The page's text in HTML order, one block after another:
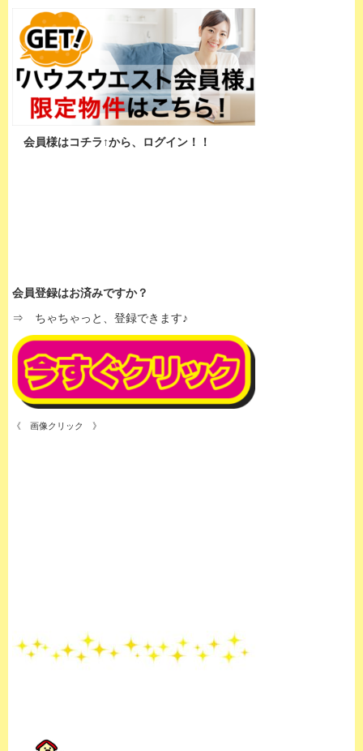
会員様はコチラ↑から、ログイン！！
会員登録はお済みですか？
⇒ ちゃちゃっと、登録できます♪
《 画像クリック 》